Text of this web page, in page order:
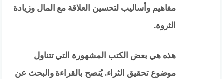
مفاهيم وأساليب لتحسين العلاقة مع المال وزيادة
الثروة.
هذه هي بعض الكتب المشهورة التي تتناول
موضوع تحقيق الثراء. يُنصح بالقراءة والبحث عن